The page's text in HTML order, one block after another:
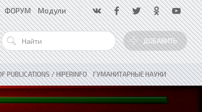
ФОРУМ Модули
ДОБАВИТЬ
PUBLICATIONS / HIPERINFO»ГУМАНИТАРНЫЕ НАУКИ